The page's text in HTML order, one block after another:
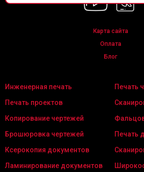
Карта сайта
Оплата
Блог
Инженерная печать
Печать
Печать проектов
Копирование чертежей
Брошюровка чертежей
Печать
Ксерокопия документов
Ламинирование документов